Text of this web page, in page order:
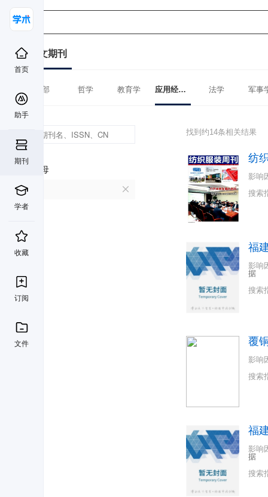
首页
助手
期刊
学者
收藏
订阅
文件
中文期刊
全部 哲学 教育学 应用经济学 法学 军事
首字母
F
找到约14条相关结果
纺
影响
搜索
福
影响
据
搜索
覆
影响
搜索
福
影响
据
搜索